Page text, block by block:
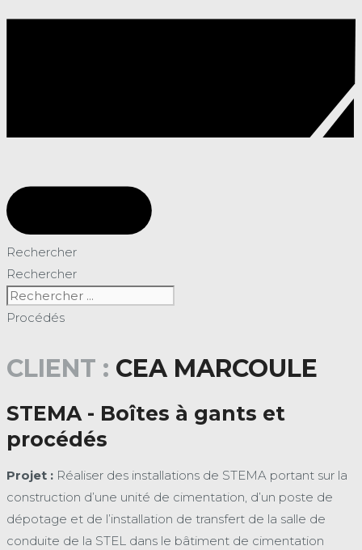
Rechercher
Rechercher
Procédés
CLIENT : CEA MARCOULE
STEMA - Boîtes à gants et
procédés
Projet : Réaliser des installations de STEMA portant sur la
construction d’une unité de cimentation, d’un poste de
dépotage et de l’installation de transfert de la salle de
conduite de la STEL dans le bâtiment de cimentation